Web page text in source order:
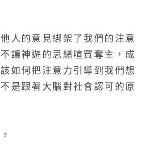
人的意見綁架了我們的注意
讓神遊的思緒喧賓奪主，成
如何把注意力引導到我們想
是跟著大腦對社會認可的原